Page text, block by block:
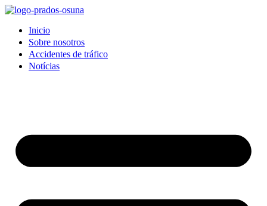
Inicio
Sobre nosotros
Accidentes de tráfico
Notícias